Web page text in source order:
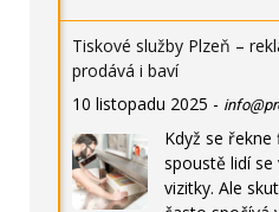
Tiskové služby Plzeň –
prodává i baví
10 listopadu 2025 -
Když se
spoustě lidí se
vizitky. Ale